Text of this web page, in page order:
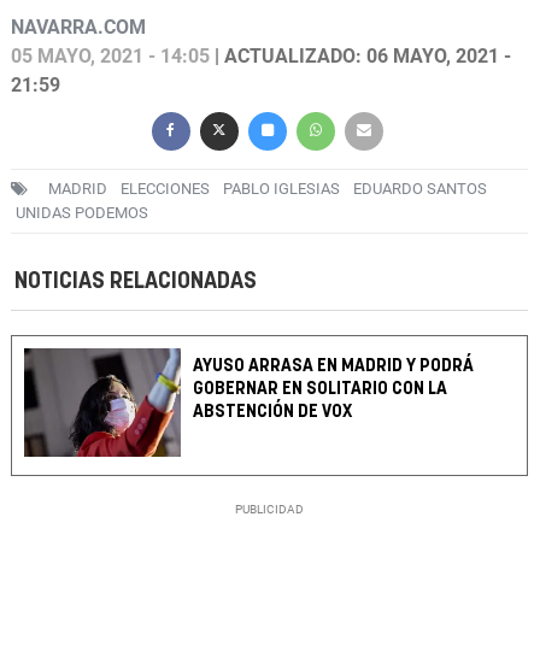
NAVARRA.COM
05 MAYO, 2021 - 14:05 | ACTUALIZADO: 06 MAYO, 2021 -
21:59
MADRID ELECCIONES PABLO IGLESIAS
EDUARDO SANTOS
UNIDAS PODEMOS
NOTICIAS RELACIONADAS
AYUSO ARRASA EN MADRID Y PODRÁ
GOBERNAR EN SOLITARIO CON LA
ABSTENCIÓN DE VOX